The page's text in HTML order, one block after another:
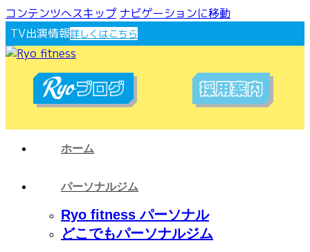
コンテンツへスキップ ナビゲーションに移動
TV出演情報詳しくはこちら
ホーム
パーソナルジム
Ryo fitness パーソナル
どこでもパーソナルジム